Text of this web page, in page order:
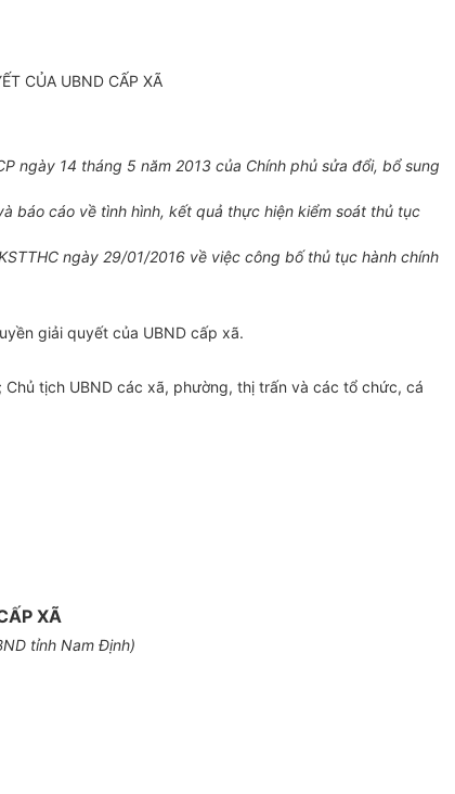
CỦA UBND CẤP XÃ
ngày 14 tháng 5 năm 2013 của Chính phủ sửa đổi, bổ sung
báo cáo về tình hình, kết quả thực hiện kiểm soát thủ tục
ngày 29/01/2016 về việc công bố thủ tục hành chính
giải quyết của UBND cấp xã.
tịch UBND các xã, phường, thị trấn và các tổ chức, cá
XÃ
tỉnh Nam Định)